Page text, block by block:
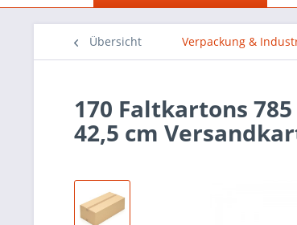
Übersicht Verpackung &
170 Faltkartons
42,5 cm